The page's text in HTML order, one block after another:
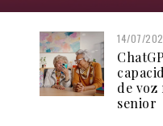
14/07/
de
senior